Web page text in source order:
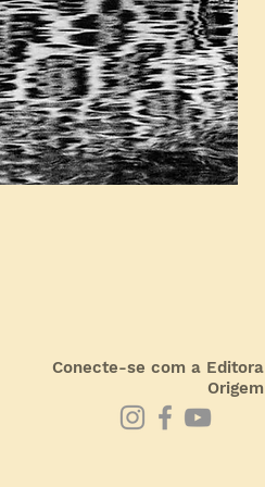
Conecte-se com a Editora
Origem